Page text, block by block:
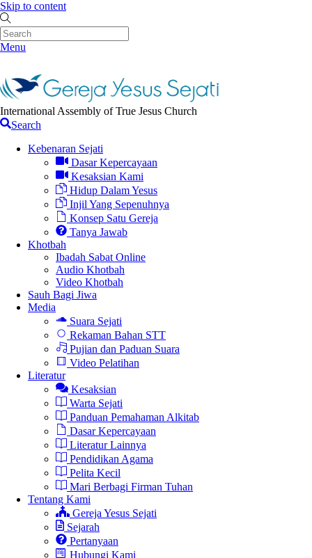
Skip to content
Menu
International Assembly of True Jesus Church
Search
Kebenaran Sejati
Dasar Kepercayaan
Kesaksian Kami
Hidup Dalam Yesus
Injil Yang Sepenuhnya
Konsep Satu Gereja
Tanya Jawab
Khotbah
Ibadah Sabat Online
Audio Khotbah
Video Khotbah
Sauh Bagi Jiwa
Media
Suara Sejati
Rekaman Bahan STT
Pujian dan Paduan Suara
Video Pelatihan
Literatur
Kesaksian
Warta Sejati
Panduan Pemahaman Alkitab
Dasar Kepercayaan
Literatur Lainnya
Pendidikan Agama
Pelita Kecil
Mari Berbagi Firman Tuhan
Tentang Kami
Gereja Yesus Sejati
Sejarah
Pertanyaan
Hubungi Kami